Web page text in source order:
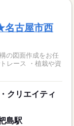
古屋市西
の図面作成をお任
レース ・植栽や資
クリエイティ
島駅